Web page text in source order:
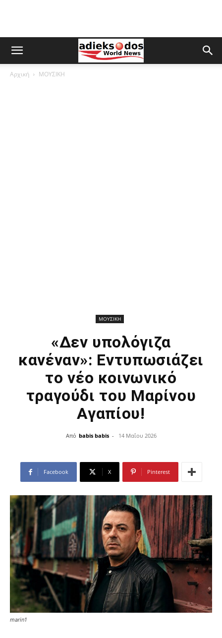
Αρχική ΜΟΥΣΙΚΗ
ΜΟΥΣΙΚΗ
«Δεν υπολόγιζα
κανέναν»: Εντυπωσιάζει
το νέο κοινωνικό
τραγούδι του Μαρίνου
Αγαπίου!
Από babis babis - 14 Μαΐου 2026
Facebook X Pinterest
marin1